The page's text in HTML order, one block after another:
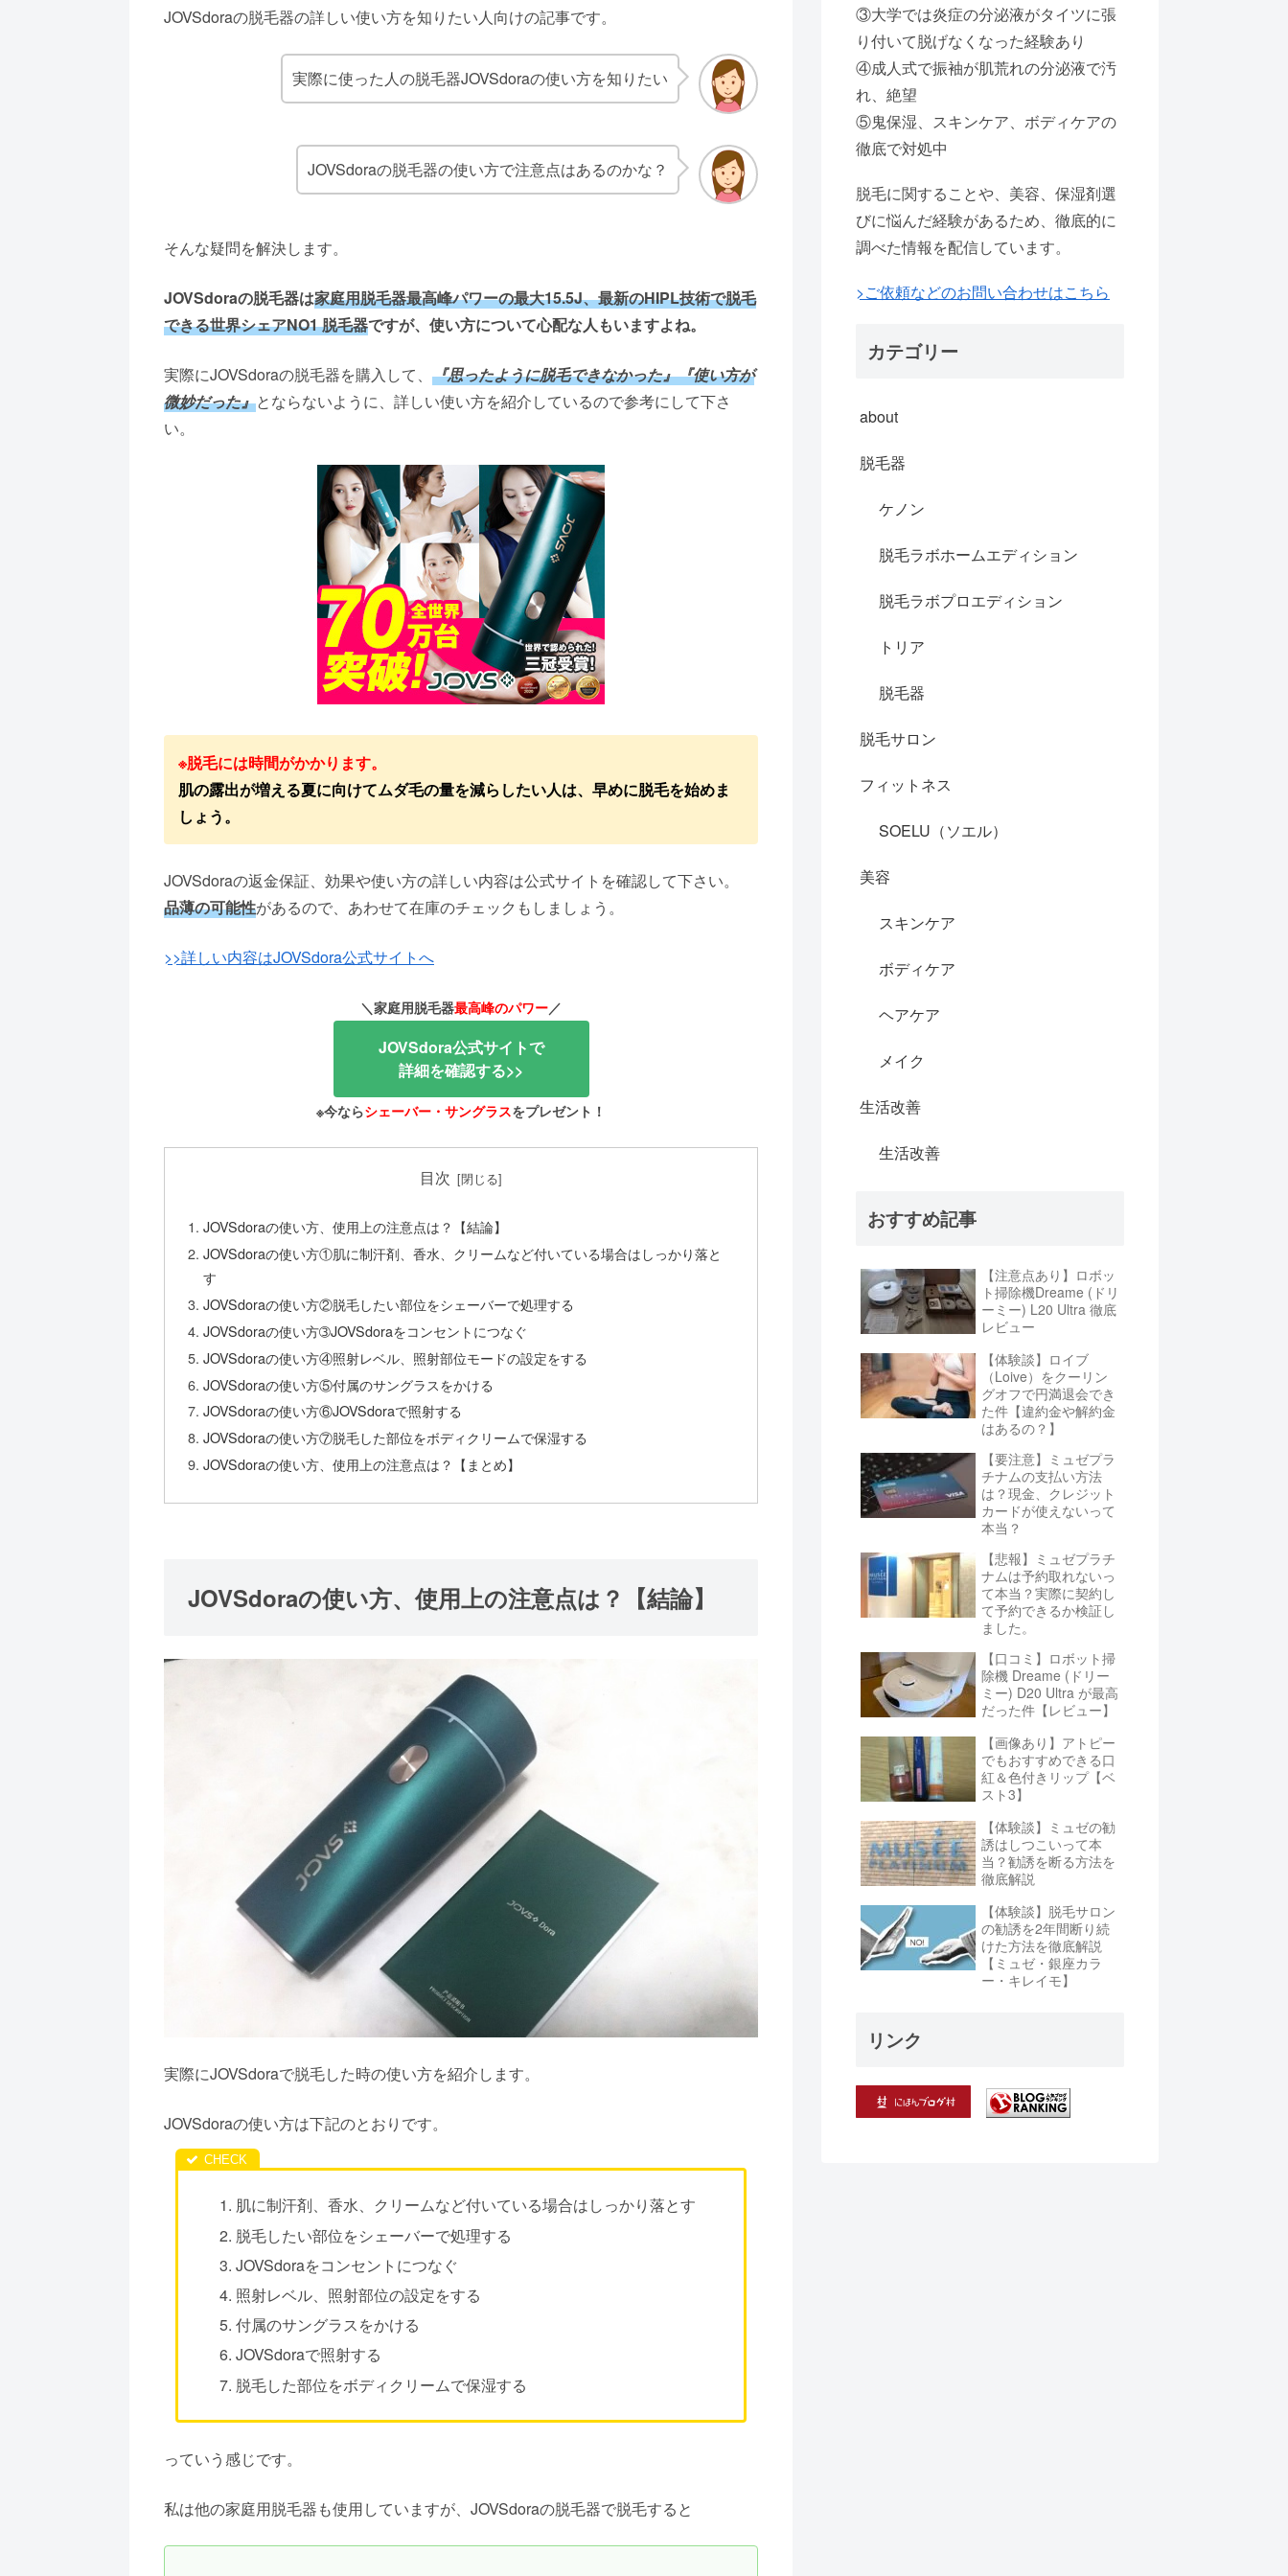
JOVSdoraの脱毛器の詳しい使い方を知りたい人向けの記事です。
実際に使った人の脱毛器JOVSdoraの使い方を知りたい
JOVSdoraの脱毛器の使い方で注意点はあるのかな？
そんな疑問を解決します。
JOVSdoraの脱毛器は家庭用脱毛器最高峰パワーの最大15.5J、最新のHIPL技術で脱毛
できる世界シェアNO1 脱毛器ですが、使い方について心配な人もいますよね。
実際にJOVSdoraの脱毛器を購入して、 『思ったように脱毛できなかった』『使い方が
微妙だった』とならないように、詳しい使い方を紹介しているので参考にして下さ
い。
※脱毛には時間がかかります。
肌の露出が増える夏に向けてムダ毛の量を減らしたい人は、早めに脱毛を始めま
しょう。
JOVSdoraの返金保証、効果や使い方の詳しい内容は公式サイトを確認して下さい。
品薄の可能性があるので、あわせて在庫のチェックもしましょう。
>>詳しい内容はJOVSdora公式サイトへ
＼家庭用脱毛器最高峰のパワー／
JOVSdora公式サイトで
詳細を確認する>>
※今ならシェーバー・サングラスをプレゼント！
目次
JOVSdoraの使い方、使用上の注意点は？【結論】
JOVSdoraの使い方①肌に制汗剤、香水、クリームなど付いている場合はしっかり落と
す
JOVSdoraの使い方②脱毛したい部位をシェーバーで処理する
JOVSdoraの使い方➂JOVSdoraをコンセントにつなぐ
JOVSdoraの使い方④照射レベル、照射部位モードの設定をする
JOVSdoraの使い方⑤付属のサングラスをかける
JOVSdoraの使い方⑥JOVSdoraで照射する
JOVSdoraの使い方⑦脱毛した部位をボディクリームで保湿する
JOVSdoraの使い方、使用上の注意点は？【まとめ】
JOVSdoraの使い方、使用上の注意点は？【結論】
実際にJOVSdoraで脱毛した時の使い方を紹介します。
JOVSdoraの使い方は下記のとおりです。
肌に制汗剤、香水、クリームなど付いている場合はしっかり落とす
脱毛したい部位をシェーバーで処理する
JOVSdoraをコンセントにつなぐ
照射レベル、照射部位の設定をする
付属のサングラスをかける
JOVSdoraで照射する
脱毛した部位をボディクリームで保湿する
っていう感じです。
私は他の家庭用脱毛器も使用していますが、JOVSdoraの脱毛器で脱毛すると
③大学では炎症の分泌液がタイツに張
り付いて脱げなくなった経験あり
④成人式で振袖が肌荒れの分泌液で汚
れ、絶望
⑤鬼保湿、スキンケア、ボディケアの
徹底で対処中
脱毛に関することや、美容、保湿剤選
びに悩んだ経験があるため、徹底的に
調べた情報を配信しています。
>ご依頼などのお問い合わせはこちら
カテゴリー
about
脱毛器
ケノン
脱毛ラボホームエディション
脱毛ラボプロエディション
トリア
脱毛器
脱毛サロン
フィットネス
SOELU（ソエル）
美容
スキンケア
ボディケア
ヘアケア
メイク
生活改善
生活改善
おすすめ記事
【注意点あり】ロボッ
ト掃除機Dreame (ドリ
ーミー) L20 Ultra 徹底
レビュー
【体験談】ロイブ
（Loive）をクーリン
グオフで円満退会でき
た件【違約金や解約金
はあるの？】
【要注意】ミュゼプラ
チナムの支払い方法
は？現金、クレジット
カードが使えないって
本当？
【悲報】ミュゼプラチ
ナムは予約取れないっ
て本当？実際に契約し
て予約できるか検証し
ました。
【口コミ】ロボット掃
除機 Dreame (ドリー
ミー) D20 Ultra が最高
だった件【レビュー】
【画像あり】アトピー
でもおすすめできる口
紅＆色付きリップ【ベ
スト3】
【体験談】ミュゼの勧
誘はしつこいって本
当？勧誘を断る方法を
徹底解説
【体験談】脱毛サロン
の勧誘を2年間断り続
けた方法を徹底解説
【ミュゼ・銀座カラ
ー・キレイモ】
リンク